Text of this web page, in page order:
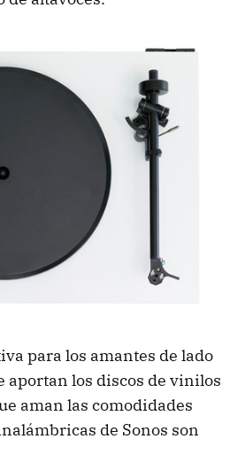
para los amantes de lado
aportan los discos de vinilos
aman las comodidades
de Sonos son